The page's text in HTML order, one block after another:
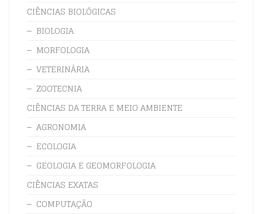
CIÊNCIAS BIOLÓGICAS
BIOLOGIA
MORFOLOGIA
VETERINÁRIA
ZOOTECNIA
CIÊNCIAS DA TERRA E MEIO AMBIENTE
AGRONOMIA
ECOLOGIA
GEOLOGIA E GEOMORFOLOGIA
CIÊNCIAS EXATAS
COMPUTAÇÃO